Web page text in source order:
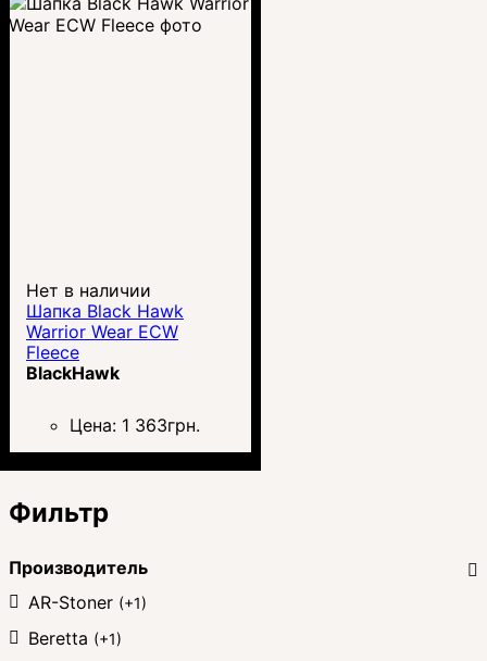
Нет в наличии
Шапка Black Hawk
Warrior Wear ECW
Fleece
BlackHawk
Цена: 1 363грн.
Фильтр
Производитель
AR-Stoner (+1)
Beretta (+1)